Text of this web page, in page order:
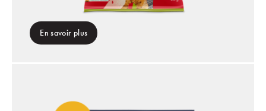
En savoir plus